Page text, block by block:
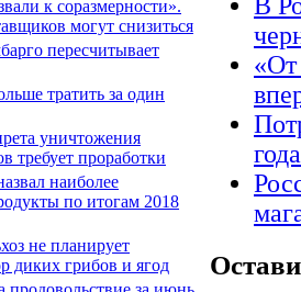
к соразмерности».
могут снизиться
пересчитывает
тратить за один
уничтожения
требует проработки
наиболее
по итогам 2018
не планирует
диких грибов и ягод
В